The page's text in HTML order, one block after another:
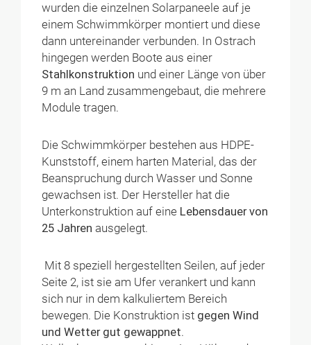
wurden die einzelnen Solarpaneele auf je
einem Schwimmkörper montiert und diese
dann untereinander verbunden. In Ostrach
hingegen werden Boote aus einer
Stahlkonstruktion und einer Länge von über
9 m an Land zusammengebaut, die mehrere
Module tragen.
Die Schwimmkörper bestehen aus HDPE-
Kunststoff, einem harten Material, das der
Beanspruchung durch Wasser und Sonne
gewachsen ist. Der Hersteller hat die
Unterkonstruktion auf eine Lebensdauer von
25 Jahren ausgelegt.
Mit 8 speziell hergestellten Seilen, auf jeder
Seite 2, ist sie am Ufer verankert und kann
sich nur in dem kalkuliertem Bereich
bewegen. Die Konstruktion ist gegen Wind
und Wetter gut gewappnet.